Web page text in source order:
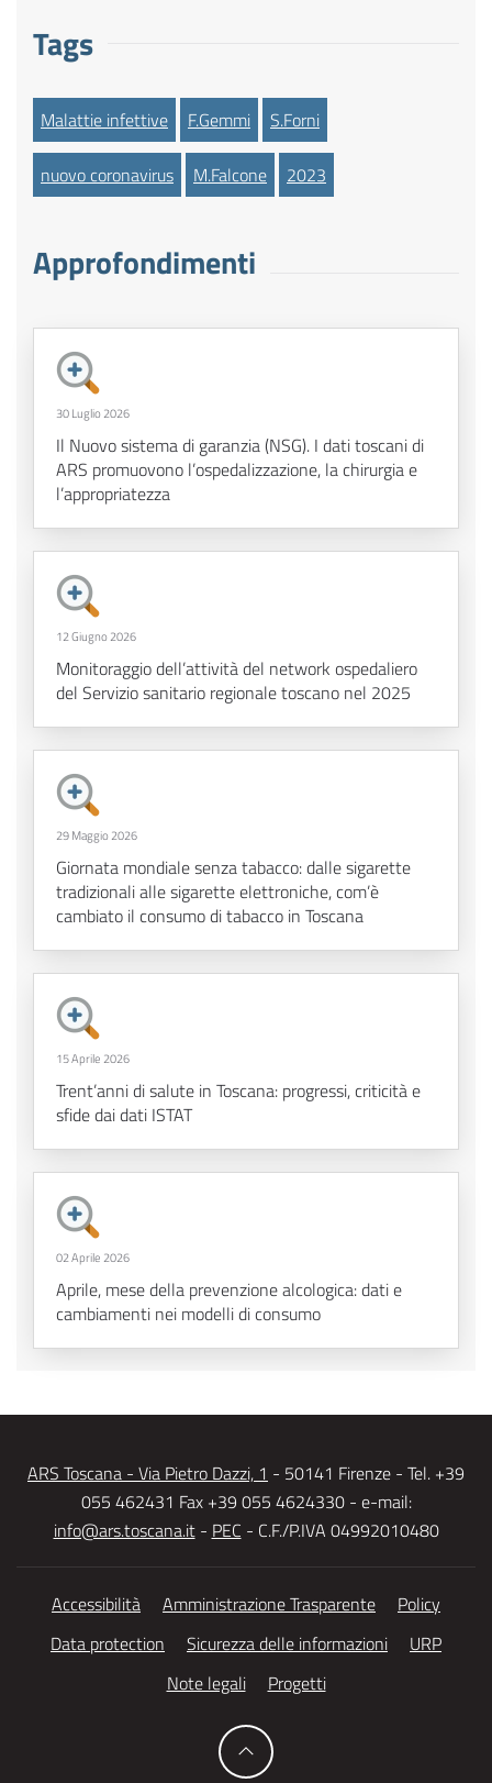
Tags
Malattie infettive F.Gemmi S.Forni
nuovo coronavirus M.Falcone 2023
Approfondimenti
30 Luglio 2026
Il Nuovo sistema di garanzia (NSG). I dati toscani di
ARS promuovono l’ospedalizzazione, la chirurgia e
l’appropriatezza
12 Giugno 2026
Monitoraggio dell’attività del network ospedaliero
del Servizio sanitario regionale toscano nel 2025
29 Maggio 2026
Giornata mondiale senza tabacco: dalle sigarette
tradizionali alle sigarette elettroniche, com’è
cambiato il consumo di tabacco in Toscana
15 Aprile 2026
Trent’anni di salute in Toscana: progressi, criticità e
sfide dai dati ISTAT
02 Aprile 2026
Aprile, mese della prevenzione alcologica: dati e
cambiamenti nei modelli di consumo
ARS Toscana - Via Pietro Dazzi, 1 - 50141 Firenze - Tel. +39
055 462431 Fax +39 055 4624330 - e-mail:
info@ars.toscana.it- PEC - C.F./P.IVA 04992010480
Accessibilità Amministrazione Trasparente
Policy
Data protection
Sicurezza delle informazioni
URP
Note legali
Progetti